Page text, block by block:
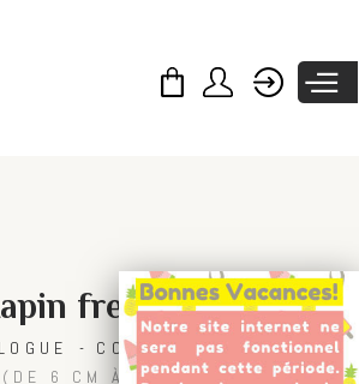
frenchy
COLLECTIONS
PÂQUES
6 CM À 23 CM DE HAUTEUR)